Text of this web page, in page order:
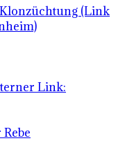
(Link
Link: